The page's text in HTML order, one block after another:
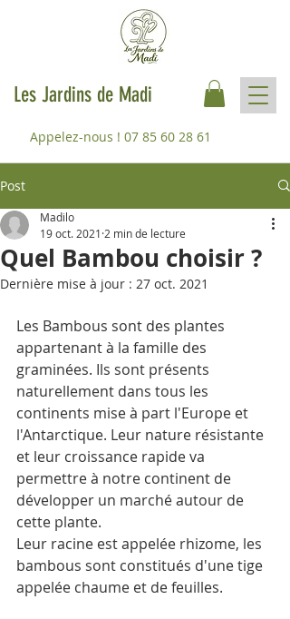
Les Jardins de Madi
Appelez-nous ! 07 85 60 28 61
Post
Quel Bambou choisir ?
Madilo
19 oct. 2021 2 min de lecture
Dernière mise à jour : 27 oct. 2021
Les Bambous sont des plantes
appartenant à la famille des
graminées. Ils sont présents
naturellement dans tous les
continents mise à part l'Europe et
l'Antarctique. Leur nature résistante
et leur croissance rapide va
permettre à notre continent de
développer un marché autour de
cette plante.
Leur racine est appelée rhizome, les
bambous sont constitués d'une tige
appelée chaume et de feuilles.